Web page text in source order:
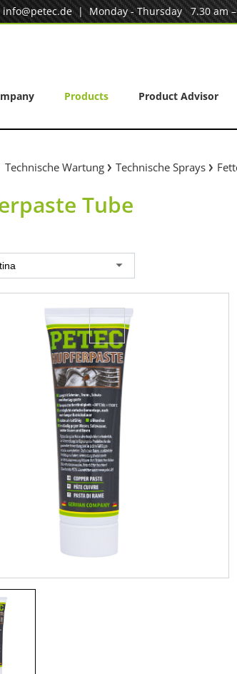
info@petec.de| Monday - Thursday 7.30 am
Products Product Advisor
Technische Wartung Technische Sprays
Tube